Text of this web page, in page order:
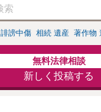
誹謗中傷 相続 遺産 著作物
無料法律相談
新しく投稿する